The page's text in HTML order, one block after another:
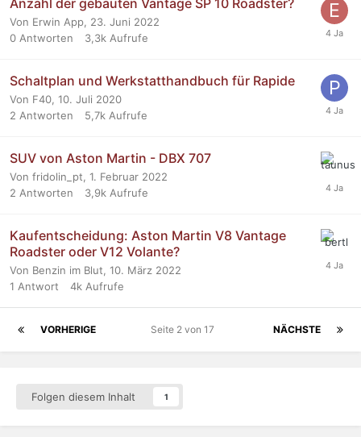
Anzahl der gebauten Vantage SP 10 Roadster?
Von Erwin App, 23. Juni 2022
0 Antworten 3,3k Aufrufe
Schaltplan und Werkstatthandbuch für Rapide
Von F40, 10. Juli 2020
2 Antworten 5,7k Aufrufe
SUV von Aston Martin - DBX 707
Von fridolin_pt, 1. Februar 2022
2 Antworten 3,9k Aufrufe
Kaufentscheidung: Aston Martin V8 Vantage
Roadster oder V12 Volante?
Von Benzin im Blut, 10. März 2022
1 Antwort 4k Aufrufe
VORHERIGE NÄCHSTE
Seite 2 von 17
Folgen diesem Inhalt 1